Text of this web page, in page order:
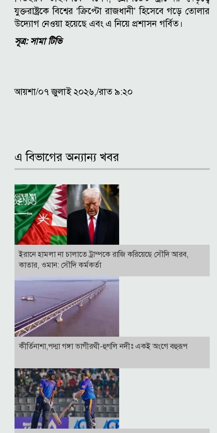
যুক্তরাষ্ট্রকে বিশ্বের ‘ক্রিপ্টো রাজধানী’ হিসেবে গড়ে তোলার
উদ্যোগ নেওয়া হয়েছে এবং এ নিয়ে প্রশাসন গর্বিত।
সূত্র: সামা টিভি
আয়শা/০৭ জুলাই ২০২৬,/রাত ৯:২০
এ বিভাগের অন্যান্য খবর
ইরানে হামলা না চালাতে ট্রাম্পকে রাজি করিয়েছে সৌদি আরব,
কাতার, ওমান: সৌদি কর্মকর্তা
কীর্তিনাশা,পদ্মা গঙ্গা ভাগীরথী-হুগলি নদীঃ একই অংগে বহুরূপ